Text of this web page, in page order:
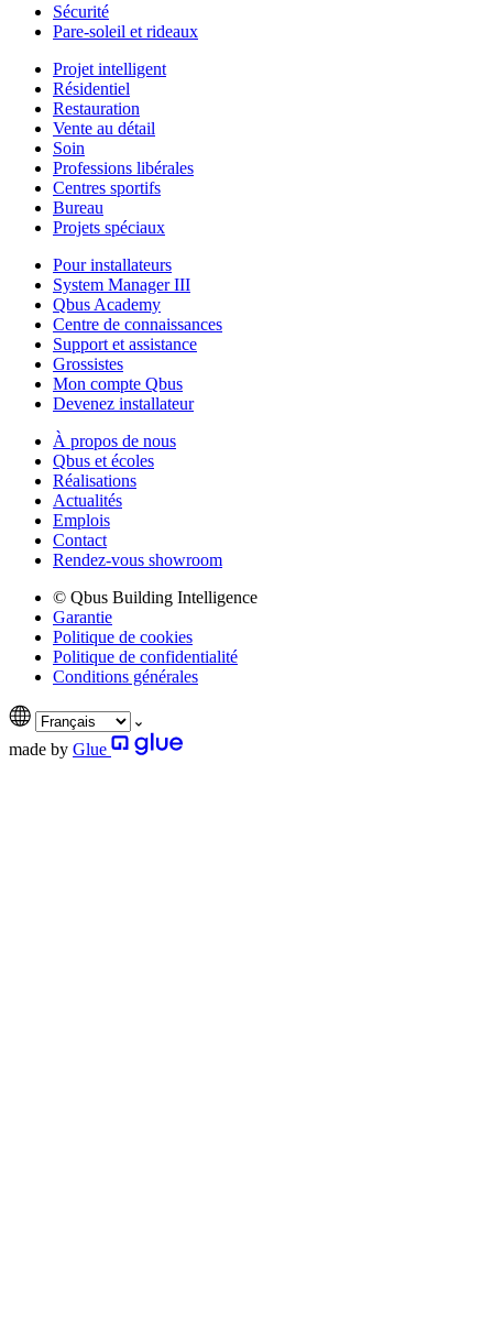
Sécurité
Pare-soleil et rideaux
Projet intelligent
Résidentiel
Restauration
Vente au détail
Soin
Professions libérales
Centres sportifs
Bureau
Projets spéciaux
Pour installateurs
System Manager III
Qbus Academy
Centre de connaissances
Support et assistance
Grossistes
Mon compte Qbus
Devenez installateur
À propos de nous
Qbus et écoles
Réalisations
Actualités
Emplois
Contact
Rendez-vous showroom
© Qbus Building Intelligence
Garantie
Politique de cookies
Politique de confidentialité
Conditions générales
made by Glue